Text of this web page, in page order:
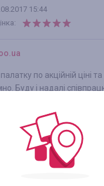
15:44
по акційній ціні
Буду і надалі
Кузьменко
20:55